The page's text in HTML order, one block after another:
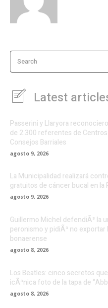
Search
Latest
Passerini y Llaryora
de 2.300 referentes de
Consejos Barriales
agosto 9, 2026
La Municipalidad realizará
gratuitos de cáncer bucal en la
agosto 9, 2026
Guillermo Michel defendiÃ³ la
peronismo y pidiÃ³ no exportar
bonaerense
agosto 8, 2026
Los Beatles: cinco secretos
icÃ³nica foto de la tapa de
agosto 8, 2026